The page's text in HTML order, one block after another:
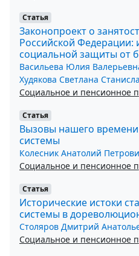
Статья
Законопроект о
Российской Федерации:
социальной защиты от
Васильева Юлия
Худякова Светлана
Социальное и пенсионное
Статья
Вызовы нашего
системы
Колесник Анатолий
Социальное и пенсионное
Статья
Исторические истоки
системы в
Столяров Дмитрий
Социальное и пенсионное